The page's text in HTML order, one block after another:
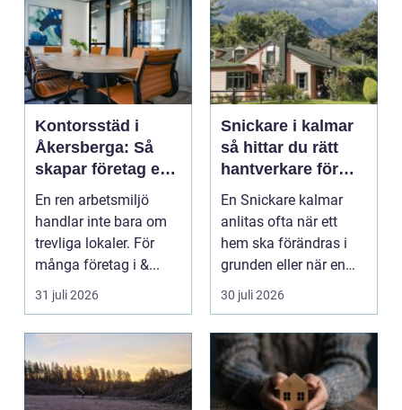
Kontorsstäd i
Åkersberga: Så
skapar företag en
ren, trygg och
effektiv
arbetsplats
En ren arbetsmiljö
handlar inte bara om
trevliga lokaler. För
många företag i &...
31 juli 2026
Snickare i kalmar
så hittar du rätt
hantverkare för
ditt byggprojekt
En Snickare kalmar
anlitas ofta när ett
hem ska förändras i
grunden eller när en
detalj äntligen sk...
30 juli 2026